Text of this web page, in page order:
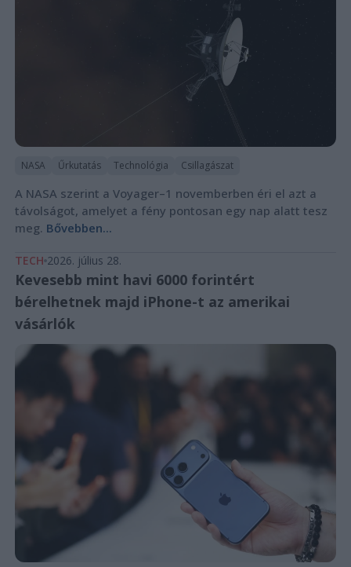
NASA Űrkutatás Technológia Csillagászat
A NASA szerint a Voyager–1 novemberben éri el azt a
távolságot, amelyet a fény pontosan egy nap alatt tesz
meg. Bővebben...
TECH 2026. július 28.
Kevesebb mint havi 6000 forintért
bérelhetnek majd iPhone-t az amerikai
vásárlók